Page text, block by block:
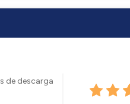
de descarga